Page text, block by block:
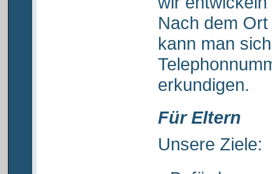
Nach dem
kann man
erkundigen.
Für Eltern
Unsere Ziele: